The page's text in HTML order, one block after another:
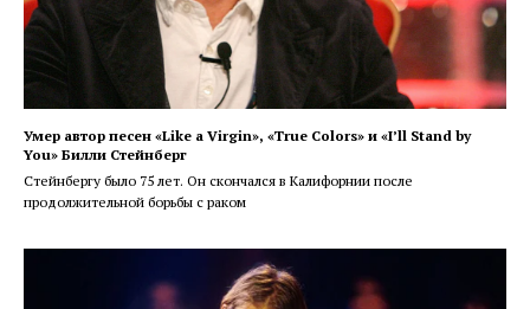
Умер автор песен «Like a Virgin», «True Colors» и «I’ll Stand by
You» Билли Стейнберг
Стейнбергу было 75 лет. Он скончался в Калифорнии после
продолжительной борьбы с раком